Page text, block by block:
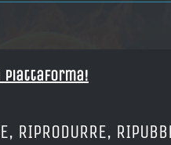
piattaforma!
RIPRODURRE,